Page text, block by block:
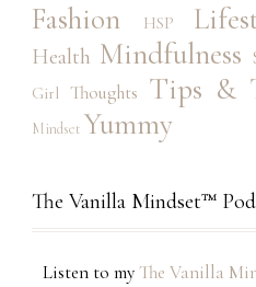
Fashion HSP
Health Mindfulness
Girl
Thoughts Tips &
Mindset Yummy
The Vanilla Mindset™
Listen to myThe Vanilla